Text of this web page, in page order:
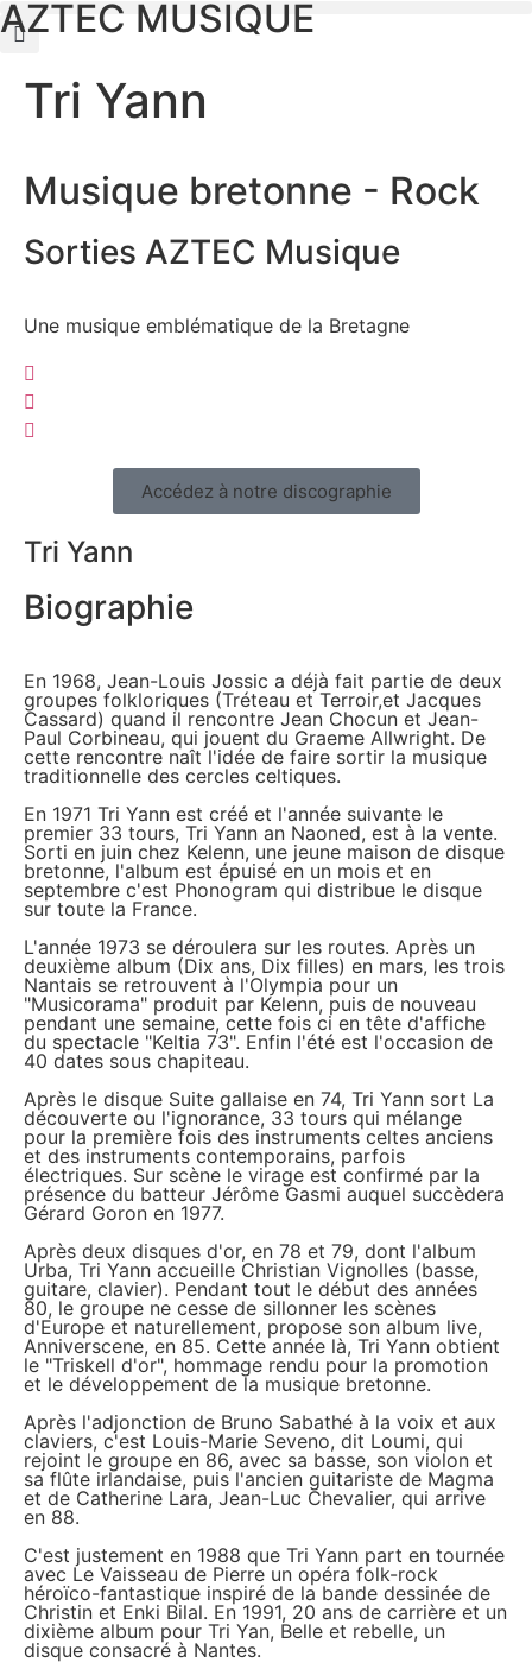
AZTEC MUSIQUE
Tri Yann
Musique bretonne - Rock
Sorties AZTEC Musique
Une musique emblématique de la Bretagne
Accédez à notre discographie
Tri Yann
Biographie
En 1968, Jean-Louis Jossic a déjà fait partie de deux
groupes folkloriques (Tréteau et Terroir,et Jacques
Cassard) quand il rencontre Jean Chocun et Jean-
Paul Corbineau, qui jouent du Graeme Allwright. De
cette rencontre naît l'idée de faire sortir la musique
traditionnelle des cercles celtiques.
En 1971 Tri Yann est créé et l'année suivante le
premier 33 tours, Tri Yann an Naoned, est à la vente.
Sorti en juin chez Kelenn, une jeune maison de disque
bretonne, l'album est épuisé en un mois et en
septembre c'est Phonogram qui distribue le disque
sur toute la France.
L'année 1973 se déroulera sur les routes. Après un
deuxième album (Dix ans, Dix filles) en mars, les trois
Nantais se retrouvent à l'Olympia pour un
"Musicorama" produit par Kelenn, puis de nouveau
pendant une semaine, cette fois ci en tête d'affiche
du spectacle "Keltia 73". Enfin l'été est l'occasion de
40 dates sous chapiteau.
Après le disque Suite gallaise en 74, Tri Yann sort La
découverte ou l'ignorance, 33 tours qui mélange
pour la première fois des instruments celtes anciens
et des instruments contemporains, parfois
électriques. Sur scène le virage est confirmé par la
présence du batteur Jérôme Gasmi auquel succèdera
Gérard Goron en 1977.
Après deux disques d'or, en 78 et 79, dont l'album
Urba, Tri Yann accueille Christian Vignolles (basse,
guitare, clavier). Pendant tout le début des années
80, le groupe ne cesse de sillonner les scènes
d'Europe et naturellement, propose son album live,
Anniverscene, en 85. Cette année là, Tri Yann obtient
le "Triskell d'or", hommage rendu pour la promotion
et le développement de la musique bretonne.
Après l'adjonction de Bruno Sabathé à la voix et aux
claviers, c'est Louis-Marie Seveno, dit Loumi, qui
rejoint le groupe en 86, avec sa basse, son violon et
sa flûte irlandaise, puis l'ancien guitariste de Magma
et de Catherine Lara, Jean-Luc Chevalier, qui arrive
en 88.
C'est justement en 1988 que Tri Yann part en tournée
avec Le Vaisseau de Pierre un opéra folk-rock
héroïco-fantastique inspiré de la bande dessinée de
Christin et Enki Bilal. En 1991, 20 ans de carrière et un
dixième album pour Tri Yan, Belle et rebelle, un
disque consacré à Nantes.